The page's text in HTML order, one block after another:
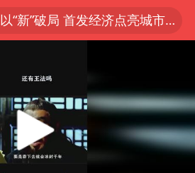
以“新”破局 首发经济点亮城市消费活力
昆明石林火把节
胡塞武装袭扰红海航运行动升级
我国编制完成新版全月地质图
台风白海豚即将进入48小时警戒线